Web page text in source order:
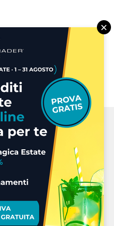
per noi
molto utili! »
×